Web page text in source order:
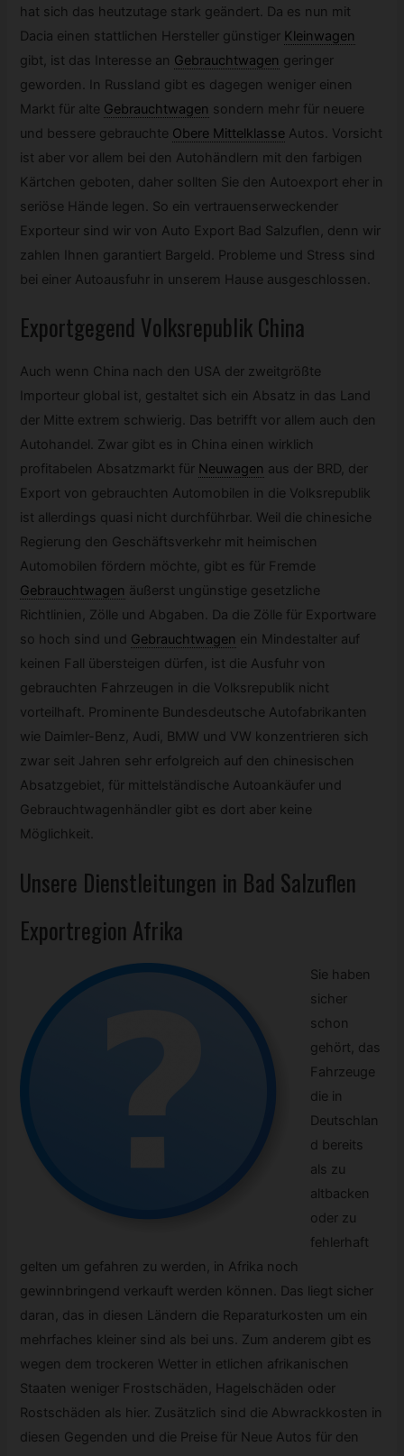
hat sich das heutzutage stark geändert. Da es nun mit
Dacia einen stattlichen Hersteller günstiger Kleinwagen
gibt, ist das Interesse an Gebrauchtwagen geringer
geworden. In Russland gibt es dagegen weniger einen
Markt für alte Gebrauchtwagen sondern mehr für neuere
und bessere gebrauchte Obere Mittelklasse Autos. Vorsicht
ist aber vor allem bei den Autohändlern mit den farbigen
Kärtchen geboten, daher sollten Sie den Autoexport eher in
seriöse Hände legen. So ein vertrauenserweckender
Exporteur sind wir von Auto Export Bad Salzuflen, denn wir
zahlen Ihnen garantiert Bargeld. Probleme und Stress sind
bei einer Autoausfuhr in unserem Hause ausgeschlossen.
Exportgegend Volksrepublik China
Auch wenn China nach den USA der zweitgrößte
Importeur global ist, gestaltet sich ein Absatz in das Land
der Mitte extrem schwierig. Das betrifft vor allem auch den
Autohandel. Zwar gibt es in China einen wirklich
profitabelen Absatzmarkt für Neuwagen aus der BRD, der
Export von gebrauchten Automobilen in die Volksrepublik
ist allerdings quasi nicht durchführbar. Weil die chinesiche
Regierung den Geschäftsverkehr mit heimischen
Automobilen fördern möchte, gibt es für Fremde
Gebrauchtwagen äußerst ungünstige gesetzliche
Richtlinien, Zölle und Abgaben. Da die Zölle für Exportware
so hoch sind und Gebrauchtwagen ein Mindestalter auf
keinen Fall übersteigen dürfen, ist die Ausfuhr von
gebrauchten Fahrzeugen in die Volksrepublik nicht
vorteilhaft. Prominente Bundesdeutsche Autofabrikanten
wie Daimler-Benz, Audi, BMW und VW konzentrieren sich
zwar seit Jahren sehr erfolgreich auf den chinesischen
Absatzgebiet, für mittelständische Autoankäufer und
Gebrauchtwagenhändler gibt es dort aber keine
Möglichkeit.
Unsere Dienstleitungen in Bad Salzuflen
Exportregion Afrika
Sie haben
sicher
schon
gehört, das
Fahrzeuge
die in
Deutschlan
d bereits
als zu
altbacken
oder zu
fehlerhaft
gelten um gefahren zu werden, in Afrika noch
gewinnbringend verkauft werden können. Das liegt sicher
daran, das in diesen Ländern die Reparaturkosten um ein
mehrfaches kleiner sind als bei uns. Zum anderem gibt es
wegen dem trockeren Wetter in etlichen afrikanischen
Staaten weniger Frostschäden, Hagelschäden oder
Rostschäden als hier. Zusätzlich sind die Abwrackkosten in
diesen Gegenden und die Preise für Neue Autos für den